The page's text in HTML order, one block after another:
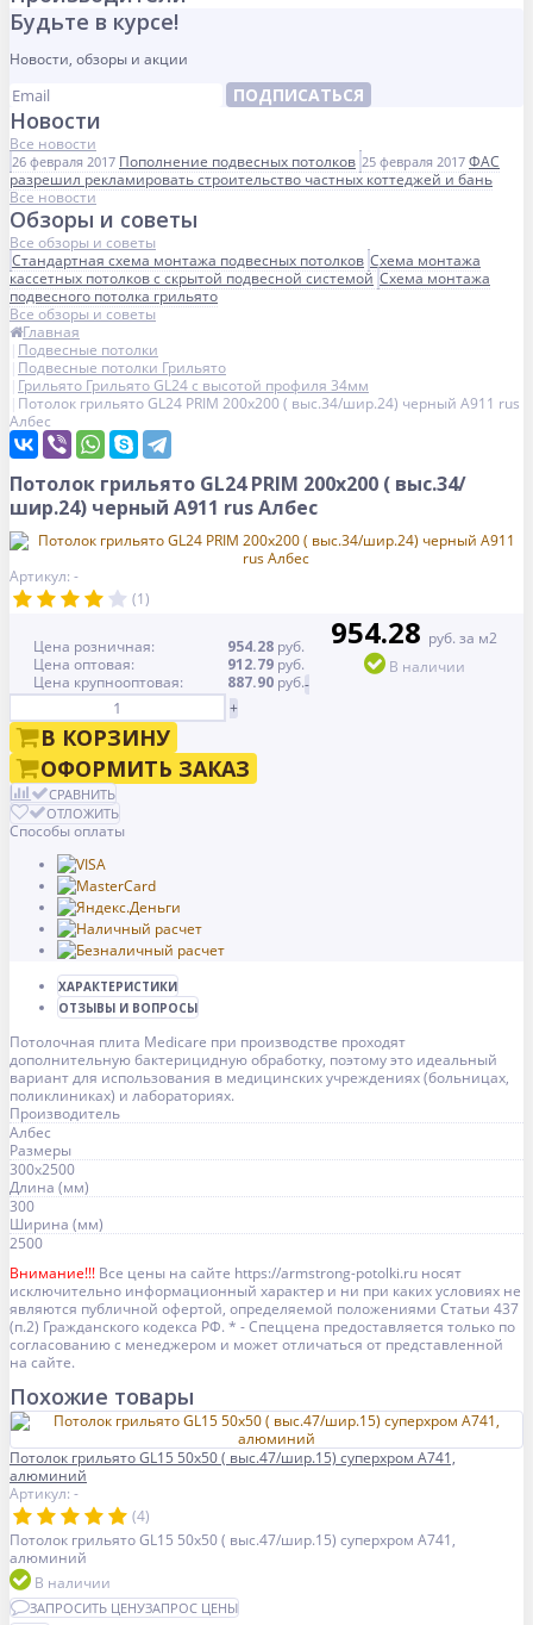
Будьте в курсе!
Новости, обзоры и акции
ПОДПИСАТЬСЯ
Новости
Все новости
26 февраля 2017 Пополнение подвесных потолков 25 февраля 2017 ФАС
разрешил рекламировать строительство частных коттеджей и бань
Все новости
Обзоры и советы
Все обзоры и советы
Стандартная схема монтажа подвесных потолков Схема монтажа
кассетных потолков с скрытой подвесной системой Схема монтажа
подвесного потолка грильято
Все обзоры и советы
Главная
Подвесные потолки
Подвесные потолки Грильято
Грильято Грильято GL24 с высотой профиля 34мм
Потолок грильято GL24 PRIM 200х200 ( выс.34/шир.24) черный А911 rus
Албес
Потолок грильято GL24 PRIM 200х200 ( выс.34/
шир.24) черный А911 rus Албес
Артикул: -
(1)
Цена розничная: 954.28 руб.
Цена оптовая:
912.79 руб.
Цена крупнооптовая:
887.90 руб.
954.28 руб. за м2
В наличии
-
+
В КОРЗИНУ
ОФОРМИТЬ ЗАКАЗ
СРАВНИТЬ
ОТЛОЖИТЬ
Способы оплаты
ХАРАКТЕРИСТИКИ
ОТЗЫВЫ И ВОПРОСЫ
Потолочная плита Medicare при производстве проходят
дополнительную бактерицидную обработку, поэтому это идеальный
вариант для использования в медицинских учреждениях (больницах,
поликлиниках) и лабораториях.
Производитель
Албес
Размеры
300x2500
Длина (мм)
300
Ширина (мм)
2500
Внимание!!! Все цены на сайте https://armstrong-potolki.ru носят
исключительно информационный характер и ни при каких условиях не
являются публичной офертой, определяемой положениями Статьи 437
(п.2) Гражданского кодекса РФ. * - Спеццена предоставляется только по
согласованию с менеджером и может отличаться от представленной
на сайте.
Похожие товары
Потолок грильято GL15 50х50 ( выс.47/шир.15) суперхром А741,
алюминий
Артикул: -
(4)
Потолок грильято GL15 50х50 ( выс.47/шир.15) суперхром А741,
алюминий
В наличии
ЗАПРОСИТЬ ЦЕНУЗАПРОС ЦЕНЫ